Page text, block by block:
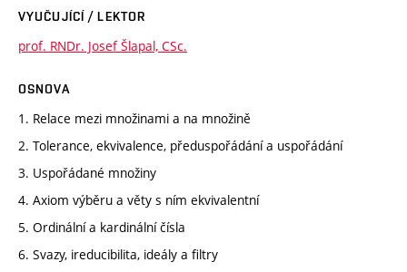
VYUČUJÍCÍ / LEKTOR
prof. RNDr. Josef Šlapal, CSc.
OSNOVA
1. Relace mezi množinami a na množině
2. Tolerance, ekvivalence, předuspořádání a uspořádání
3. Uspořádané množiny
4. Axiom výběru a věty s ním ekvivalentní
5. Ordinální a kardinální čísla
6. Svazy, ireducibilita, ideály a filtry